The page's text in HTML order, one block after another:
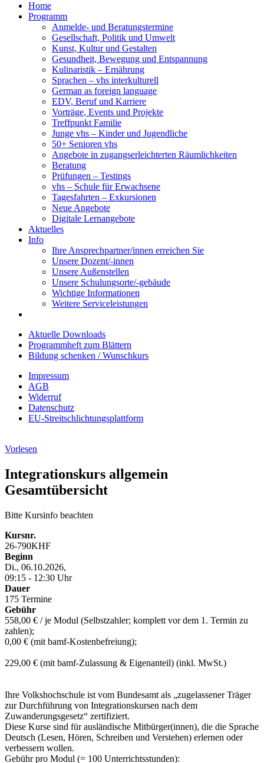
Home
Programm
Anmelde- und Beratungstermine
Gesellschaft, Politik und Umwelt
Kunst, Kultur und Gestalten
Gesundheit, Bewegung und Entspannung
Kulinaristik – Ernährung
Sprachen – vhs interkulturell
German as foreign language
EDV, Beruf und Karriere
Vorträge, Events und Projekte
Treffpunkt Familie
Junge vhs – Kinder und Jugendliche
50+ Senioren vhs
Angebote in zugangserleichterten Räumlichkeiten
Beratung
Prüfungen – Testings
vhs – Schule für Erwachsene
Tagesfahrten – Exkursionen
Neue Angebote
Digitale Lernangebote
Aktuelles
Info
Ihre Ansprechpartner/innen erreichen Sie
Unsere Dozent/-innen
Unsere Außenstellen
Unsere Schulungsorte/-gebäude
Wichtige Informationen
Weitere Serviceleistungen
Aktuelle Downloads
Programmheft zum Blättern
Bildung schenken / Wunschkurs
Impressum
AGB
Widerruf
Datenschutz
EU-Streitschlichtungsplattform
Vorlesen
Integrationskurs allgemein
Gesamtübersicht
Bitte Kursinfo beachten
Kursnr.
26-790KHF
Beginn
Di., 06.10.2026,
09:15 - 12:30 Uhr
Dauer
175 Termine
Gebühr
558,00 € / je Modul (Selbstzahler; komplett vor dem 1. Termin zu
zahlen);
0,00 € (mit bamf-Kostenbefreiung);
229,00 € (mit bamf-Zulassung & Eigenanteil) (inkl. MwSt.)
Ihre Volkshochschule ist vom Bundesamt als „zugelassener Träger
zur Durchführung von Integrationskursen nach dem
Zuwanderungsgesetz“ zertifiziert.
Diese Kurse sind für ausländische Mitbürger(innen), die die Sprache
Deutsch (Lesen, Hören, Schreiben und Verstehen) erlernen oder
verbessern wollen.
Gebühr pro Modul (= 100 Unterrichtsstunden):